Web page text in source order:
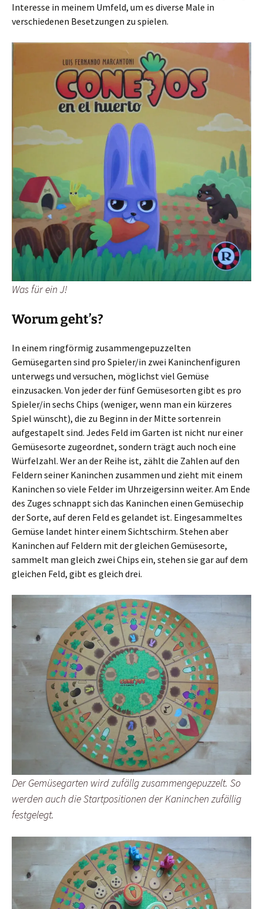
Interesse in meinem Umfeld, um es diverse Male in
verschiedenen Besetzungen zu spielen.
Was für ein J!
Worum geht’s?
In einem ringförmig zusammengepuzzelten
Gemüsegarten sind pro Spieler/in zwei Kaninchenfiguren
unterwegs und versuchen, möglichst viel Gemüse
einzusacken. Von jeder der fünf Gemüsesorten gibt es pro
Spieler/in sechs Chips (weniger, wenn man ein kürzeres
Spiel wünscht), die zu Beginn in der Mitte sortenrein
aufgestapelt sind. Jedes Feld im Garten ist nicht nur einer
Gemüsesorte zugeordnet, sondern trägt auch noch eine
Würfelzahl. Wer an der Reihe ist, zählt die Zahlen auf den
Feldern seiner Kaninchen zusammen und zieht mit einem
Kaninchen so viele Felder im Uhrzeigersinn weiter. Am Ende
des Zuges schnappt sich das Kaninchen einen Gemüsechip
der Sorte, auf deren Feld es gelandet ist. Eingesammeltes
Gemüse landet hinter einem Sichtschirm. Stehen aber
Kaninchen auf Feldern mit der gleichen Gemüsesorte,
sammelt man gleich zwei Chips ein, stehen sie gar auf dem
gleichen Feld, gibt es gleich drei.
Der Gemüsegarten wird zufällg zusammengepuzzelt. So
werden auch die Startpositionen der Kaninchen zufällig
festgelegt.